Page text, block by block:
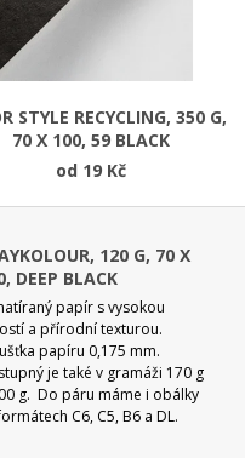
STYLE RECYCLING, 350 G,
70 X 100, 59 BLACK
od 19 Kč
120 G, 70 X
DEEP BLACK
papír s vysokou
a přírodní texturou.
papíru 0,175 mm.
je také v gramáži 170 g
g. Do páru máme i obálky
C6, C5, B6 a DL.